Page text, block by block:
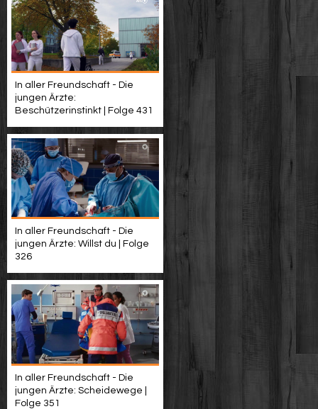
In aller Freundschaft - Die
jungen Ärzte:
Beschützerinstinkt | Folge 431
In aller Freundschaft - Die
jungen Ärzte: Willst du | Folge
326
In aller Freundschaft - Die
jungen Ärzte: Scheidewege |
Folge 351